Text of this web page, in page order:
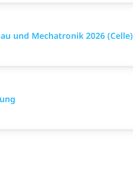
und Mechatronik 2026 (Celle)